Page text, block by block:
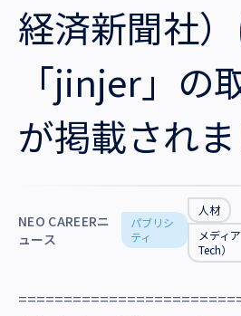
就労支援
会社概要
役員一覧
拠点一覧
沿革・受賞歴
サステナビリティ
採用情報
経済新聞社
「jinjer」の
が掲載され
NEO CAREERニ
ュース
パブリシ
ティ
人材
メディ
Tech）